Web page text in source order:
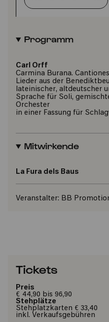
Programm
Carl Orff
Carmina Burana.
Lieder aus der
lateinischer, altdeutscher
Sprache für Soli,
Orchester
in einer Fassung für
Mitwirkende
La Fura dels Baus
Veranstalter: BB
Tickets
Preis
€ 44,90 bis 96,90
Stehplätze
Stehplatzkarten € 33,40
inkl. Verkaufsgebühren